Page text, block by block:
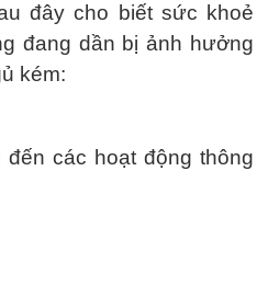
đây cho biết sức khoẻ
đang dần bị ảnh hưởng
kém:
đến các hoạt động thông